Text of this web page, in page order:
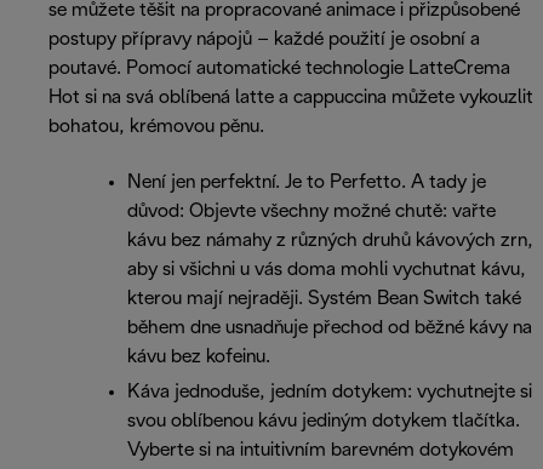
se můžete těšit na propracované animace i přizpůsobené
postupy přípravy nápojů – každé použití je osobní a
poutavé. Pomocí automatické technologie LatteCrema
Hot si na svá oblíbená latte a cappuccina můžete vykouzlit
bohatou, krémovou pěnu.
Není jen perfektní. Je to Perfetto. A tady je
důvod: Objevte všechny možné chutě: vařte
kávu bez námahy z různých druhů kávových zrn,
aby si všichni u vás doma mohli vychutnat kávu,
kterou mají nejraději. Systém Bean Switch také
během dne usnadňuje přechod od běžné kávy na
kávu bez kofeinu.
Káva jednoduše, jedním dotykem: vychutnejte si
svou oblíbenou kávu jediným dotykem tlačítka.
Vyberte si na intuitivním barevném dotykovém